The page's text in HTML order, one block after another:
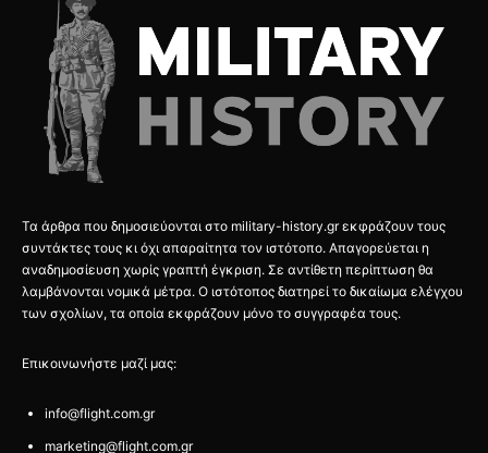
Τα άρθρα που δημοσιεύονται στο military-history.gr εκφράζουν τους
συντάκτες τους κι όχι απαραίτητα τον ιστότοπο. Απαγορεύεται η
αναδημοσίευση χωρίς γραπτή έγκριση. Σε αντίθετη περίπτωση θα
λαμβάνονται νομικά μέτρα. Ο ιστότοπος διατηρεί το δικαίωμα ελέγχου
των σχολίων, τα οποία εκφράζουν μόνο το συγγραφέα τους.
Επικοινωνήστε μαζί μας:
info@flight.com.gr
marketing@flight.com.gr